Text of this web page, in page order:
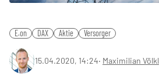
E.on DAX Aktie Versorger
15.04.2020, 14:24‧ Maximilian Völkl